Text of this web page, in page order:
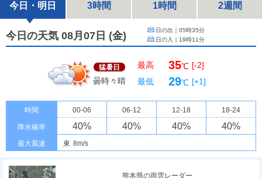
今日・明日 3時間 1時間 2週間
今日の天気 08月07日 (金) 日の出｜ 05時35分
日の入｜ 19時11分
猛暑日
曇時々晴
最高 35℃ [-2]
最低
29℃ [+1]
時間 00-06 06-12 12-18 18-24
降水確率 40% 40% 40% 40%
最大風速 東 8m/s
熊本県の雨雲レーダー